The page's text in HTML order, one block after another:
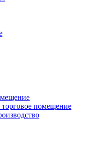
помещение